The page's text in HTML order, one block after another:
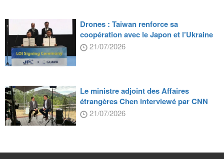
Drones : Taiwan renforce sa
coopération avec le Japon et l’Ukraine
21/07/2026
Le ministre adjoint des Affaires
étrangères Chen interviewé par CNN
21/07/2026